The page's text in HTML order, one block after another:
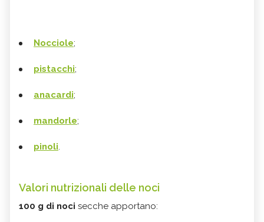
Nocciole;
pistacchi;
anacardi;
mandorle;
pinoli.
Valori nutrizionali delle noci
100 g di noci secche apportano: